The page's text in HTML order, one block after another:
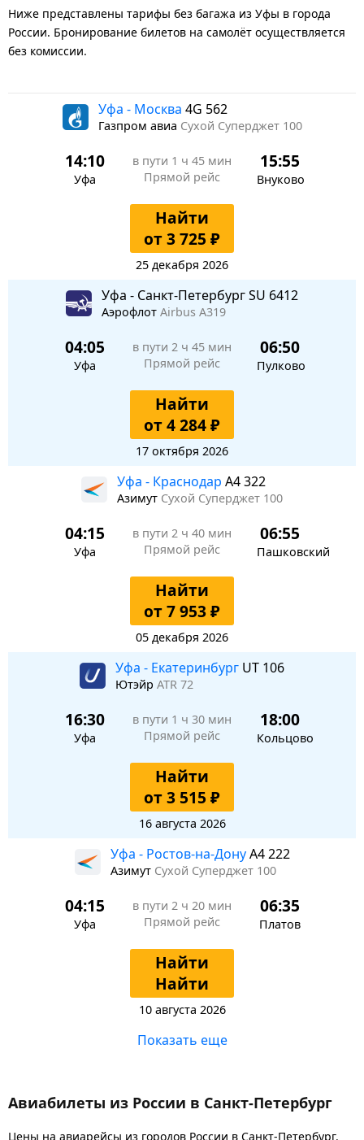
Ниже представлены тарифы без багажа из Уфы в города
России. Бронирование билетов на самолёт осуществляется
без комиссии.
Уфа - Москва 4G 562
Газпром авиа Сухой Суперджет 100
14:10
Уфа
в пути 1 ч 45 мин
Прямой рейс
15:55
Внуково
Найти
от 3 725 ₽
25 декабря 2026
Уфа - Санкт-Петербург SU 6412
Аэрофлот Airbus A319
04:05
Уфа
в пути 2 ч 45 мин
Прямой рейс
06:50
Пулково
Найти
от 4 284 ₽
17 октября 2026
Уфа - Краснодар A4 322
Азимут Сухой Суперджет 100
04:15
Уфа
в пути 2 ч 40 мин
Прямой рейс
06:55
Пашковский
Найти
от 7 953 ₽
05 декабря 2026
Уфа - Екатеринбург UT 106
Ютэйр ATR 72
16:30
Уфа
в пути 1 ч 30 мин
Прямой рейс
18:00
Кольцово
Найти
от 3 515 ₽
16 августа 2026
Уфа - Ростов-на-ДонуA4 222
Азимут Сухой Суперджет 100
04:15
Уфа
в пути 2 ч 20 мин
Прямой рейс
06:35
Платов
Найти
Найти
10 августа 2026
Показать еще
Авиабилеты из России в Санкт-Петербург
Цены на авиарейсы из городов России в Санкт-Петербург.